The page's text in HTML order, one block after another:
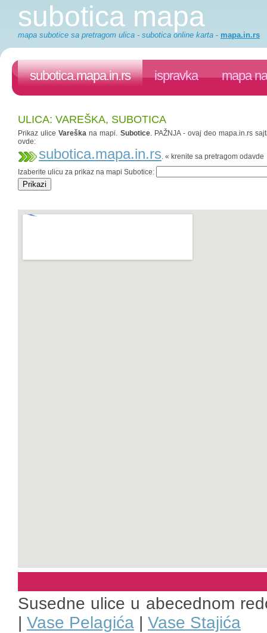
subotica mapa
mapa subotice sa pretragom ulica - subotica online karta - mapa.in.rs
subotica.mapa.in.rs ispravka mapa
ULICA: VAREŠKA, SUBOTICA
Prikaz uliceVareška na mapi. Subotice. PAŽNJA - ovaj deo mapa.in.rs
ovde:
subotica.mapa.in.rs. « krenite sa pretragom odavde
Izaberite ulicu za prikaz na mapi Subotice:
Susedne ulice u abecednom
| Vase Pelagića | Vase Stajića